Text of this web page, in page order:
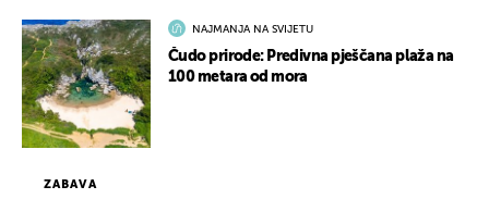
ZABAVA
NAJMANJA NA SVIJETU
Čudo prirode: Predivna pješčana plaža na
100 metara od mora